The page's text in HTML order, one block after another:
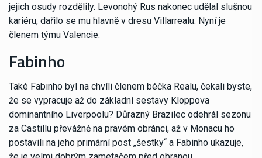
jejich osudy rozdělily. Levonohý Rus nakonec udělal slušnou
kariéru, dařilo se mu hlavně v dresu Villarrealu. Nyní je
členem týmu Valencie.
Fabinho
Také Fabinho byl na chvíli členem béčka Realu, čekali byste,
že se vypracuje až do základní sestavy Kloppova
dominantního Liverpoolu? Důrazný Brazilec odehrál sezonu
za Castillu převážně na pravém obránci, až v Monacu ho
postavili na jeho primární post „šestky“ a Fabinho ukazuje,